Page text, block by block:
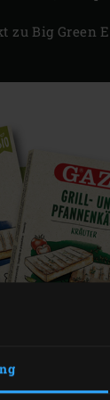
zu Big Green